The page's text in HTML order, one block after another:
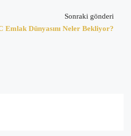
Sonraki gönderi
Emlak Dünyasını Neler Bekliyor?